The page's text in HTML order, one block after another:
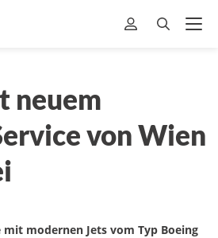
neuem
von Wien
modernen Jets vom Typ Boeing